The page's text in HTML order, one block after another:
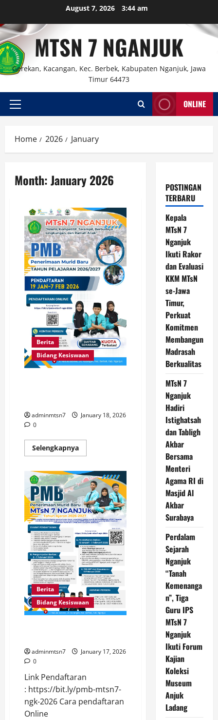
content
August 7, 2026 3:44 am
MTSN 7 NGANJUK
Gerekan, Kacangan, Kec. Berbek, Kabupaten Nganjuk, Jawa
Timur 64473
Primary
ONLINE
Home 2026 January
Month:January 2026
Berita
Bidang Kesiswaan
adminmtsn7
January 18, 2026
0
SelengkapnyaRead
more
SCHEDULE
PENERIMAAN
MURID
BARU
MTs
N
7
NGANJUK
TP.
2026-
2027
Berita
Bidang Kesiswaan
adminmtsn7
January 17, 2026
0
Link Pendaftaran
: https://bit.ly/pmb-mtsn7-
ngk-2026 Cara pendaftaran
Online
POSTINGAN
TERBARU
Kepala
MTsN 7
Nganjuk
Ikuti Rakor
dan Evaluasi
KKM MTsN
se-Jawa
Timur,
Perkuat
Komitmen
Membangun
Madrasah
Berkualitas
MTsN 7
Nganjuk
Hadiri
Istighatsah
dan Tabligh
Akbar
Bersama
Menteri
Agama RI di
Masjid Al
Akbar
Surabaya
Perdalam
Sejarah
Nganjuk
“Tanah
Kemenanga
n”, Tiga
Guru IPS
MTsN 7
Nganjuk
Ikuti Forum
Kajian
Koleksi
Museum
Anjuk
Ladang